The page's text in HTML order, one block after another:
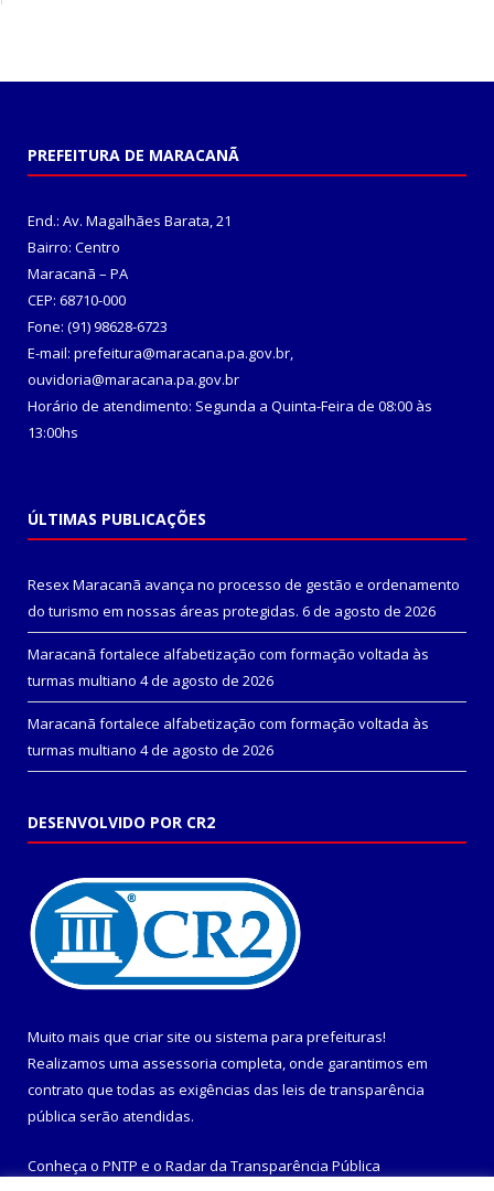
PREFEITURA DE MARACANÃ
End.: Av. Magalhães Barata, 21
Bairro: Centro
Maracanã – PA
CEP: 68710-000
Fone: (91) 98628-6723
E-mail: prefeitura@maracana.pa.gov.br,
ouvidoria@maracana.pa.gov.br
Horário de atendimento: Segunda a Quinta-Feira de 08:00 às
13:00hs
ÚLTIMAS PUBLICAÇÕES
Resex Maracanã avança no processo de gestão e ordenamento
do turismo em nossas áreas protegidas. 6 de agosto de 2026
Maracanã fortalece alfabetização com formação voltada às
turmas multiano 4 de agosto de 2026
Maracanã fortalece alfabetização com formação voltada às
turmas multiano 4 de agosto de 2026
DESENVOLVIDO POR CR2
Muito mais que criar site ou sistema para prefeituras!
Realizamos uma assessoria completa, onde garantimos em
contrato que todas as exigências das leis de transparência
pública serão atendidas.
Conheça o PNTP e o Radar da Transparência Pública